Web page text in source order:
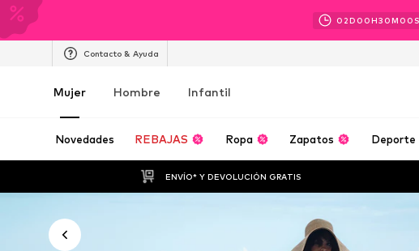
02D 00H29M 59S
Contacto & Ayuda
Mujer Hombre Infantil
Novedades REBAJAS Ropa Zapatos Deporte
ENVÍO* Y DEVOLUCIÓN GRATIS